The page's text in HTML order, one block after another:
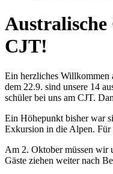
Australische
CJT!
Textkörper
Ein herzliches
dem 22.9. sind unsere 14
schüler bei uns am CJT.
Ein Höhepunkt bisher war
Exkursion in die Alpen. Für
Am 2. Oktober müssen wir
Gäste ziehen weiter nach